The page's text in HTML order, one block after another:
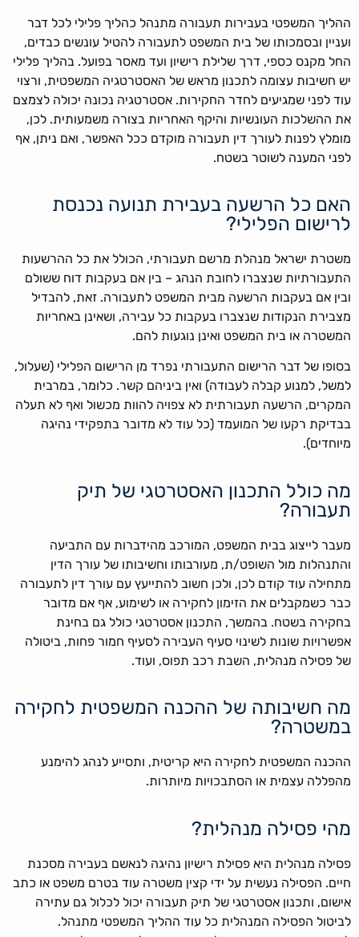
ההליך המשפטי בעבירות תעבורה מתנהל כהליך פלילי לכל דבר
ועניין ובסמכותו של בית המשפט לתעבורה להטיל עונשים כבדים,
החל מקנס כספי, דרך שלילת רישיון ועד מאסר בפועל. בהליך פלילי
יש חשיבות עצומה לתכנון מראש של האסטרטגיה המשפטית, ורצוי
עוד לפני שמגיעים לחדר החקירות. אסטרטגיה נכונה יכולה לצמצם
את ההשלכות העונשיות והיקף האחריות בצורה משמעותית. לכן,
מומלץ לפנות לעורך דין תעבורה מוקדם ככל האפשר, ואם ניתן, אף
לפני המענה לשוטר בשטח.
האם כל הרשעה בעבירת תנועה נכנסת
לרישום הפלילי?
משטרת ישראל מנהלת מרשם תעבורתי, הכולל את כל ההרשעות
התעבורתיות שנצברו לחובת הנהג – בין אם בעקבות דוח ששולם
ובין אם בעקבות הרשעה מבית המשפט לתעבורה. זאת, להבדיל
מצבירת הנקודות שנצברו בעקבות כל עבירה, ושאינן באחריות
המשטרה או בית המשפט ואינן נוגעות להם.
בסופו של דבר הרישום התעבורתי נפרד מן הרישום הפלילי (שעלול,
למשל, למנוע קבלה לעבודה) ואין ביניהם קשר. כלומר, במרבית
המקרים, הרשעה תעבורתית לא צפויה להוות מכשול ואף לא תעלה
בבדיקת רקעו של המועמד (כל עוד לא מדובר בתפקידי נהיגה
מיוחדים).
מה כולל התכנון האסטרטגי של תיק
תעבורה?
מעבר לייצוג בבית המשפט, המורכב מהידברות עם התביעה
והתנהלות מול השופט/ת, מעורבותו וחשיבותו של עורך הדין
מתחילה עוד קודם לכן, ולכן חשוב להתייעץ עם עורך דין לתעבורה
כבר כשמקבלים את הזימון לחקירה או לשימוע, אף אם מדובר
בחקירה בשטח. בהמשך, התכנון אסטרטגי כולל גם בחינת
אפשרויות שונות לשינוי סעיף העבירה לסעיף חמור פחות, ביטולה
של פסילה מנהלית, השבת רכב תפוס, ועוד.
מה חשיבותה של ההכנה המשפטית לחקירה
במשטרה?
ההכנה המשפטית לחקירה היא קריטית, ותסייע לנהג להימנע
מהפללה עצמית או הסתבכויות מיותרות.
מהי פסילה מנהלית?
פסילה מנהלית היא פסילת רישיון נהיגה לנאשם בעבירה מסכנת
חיים. הפסילה נעשית על ידי קצין משטרה עוד בטרם משפט או כתב
אישום, ותכנון אסטרטגי של תיק תעבורה יכול לכלול גם עתירה
לביטול הפסילה המנהלית כל עוד ההליך המשפטי מתנהל.